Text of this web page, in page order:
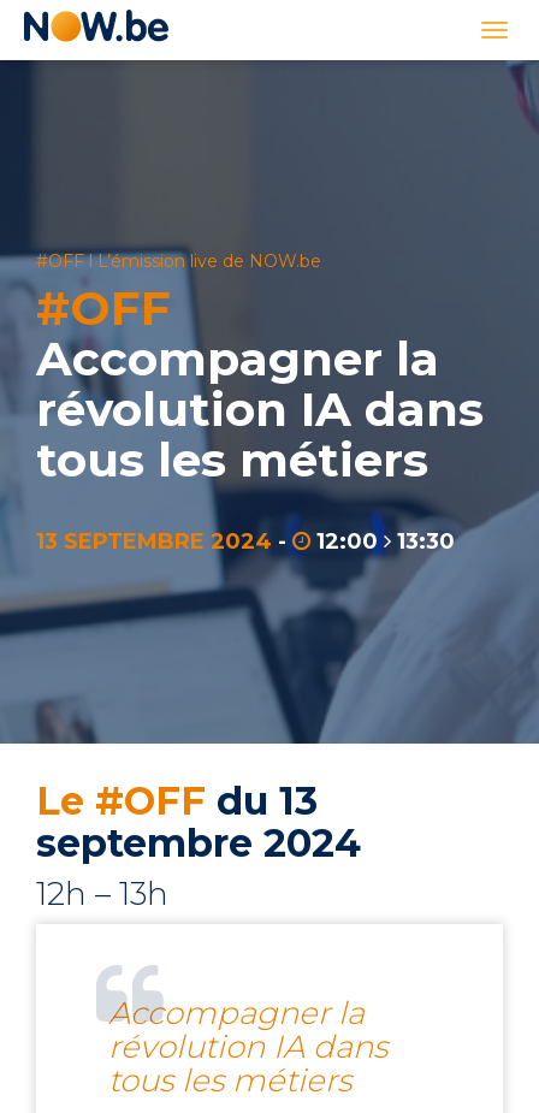
Lien
#OFF l L’émission live de NOW.be
#OFF
Accompagner la
révolution IA dans
tous les métiers
13 SEPTEMBRE 2024 - 12:00 13:30
Le #OFF du 13
septembre 2024
12h – 13h
Accompagner la
révolution IA dans
tous les métiers